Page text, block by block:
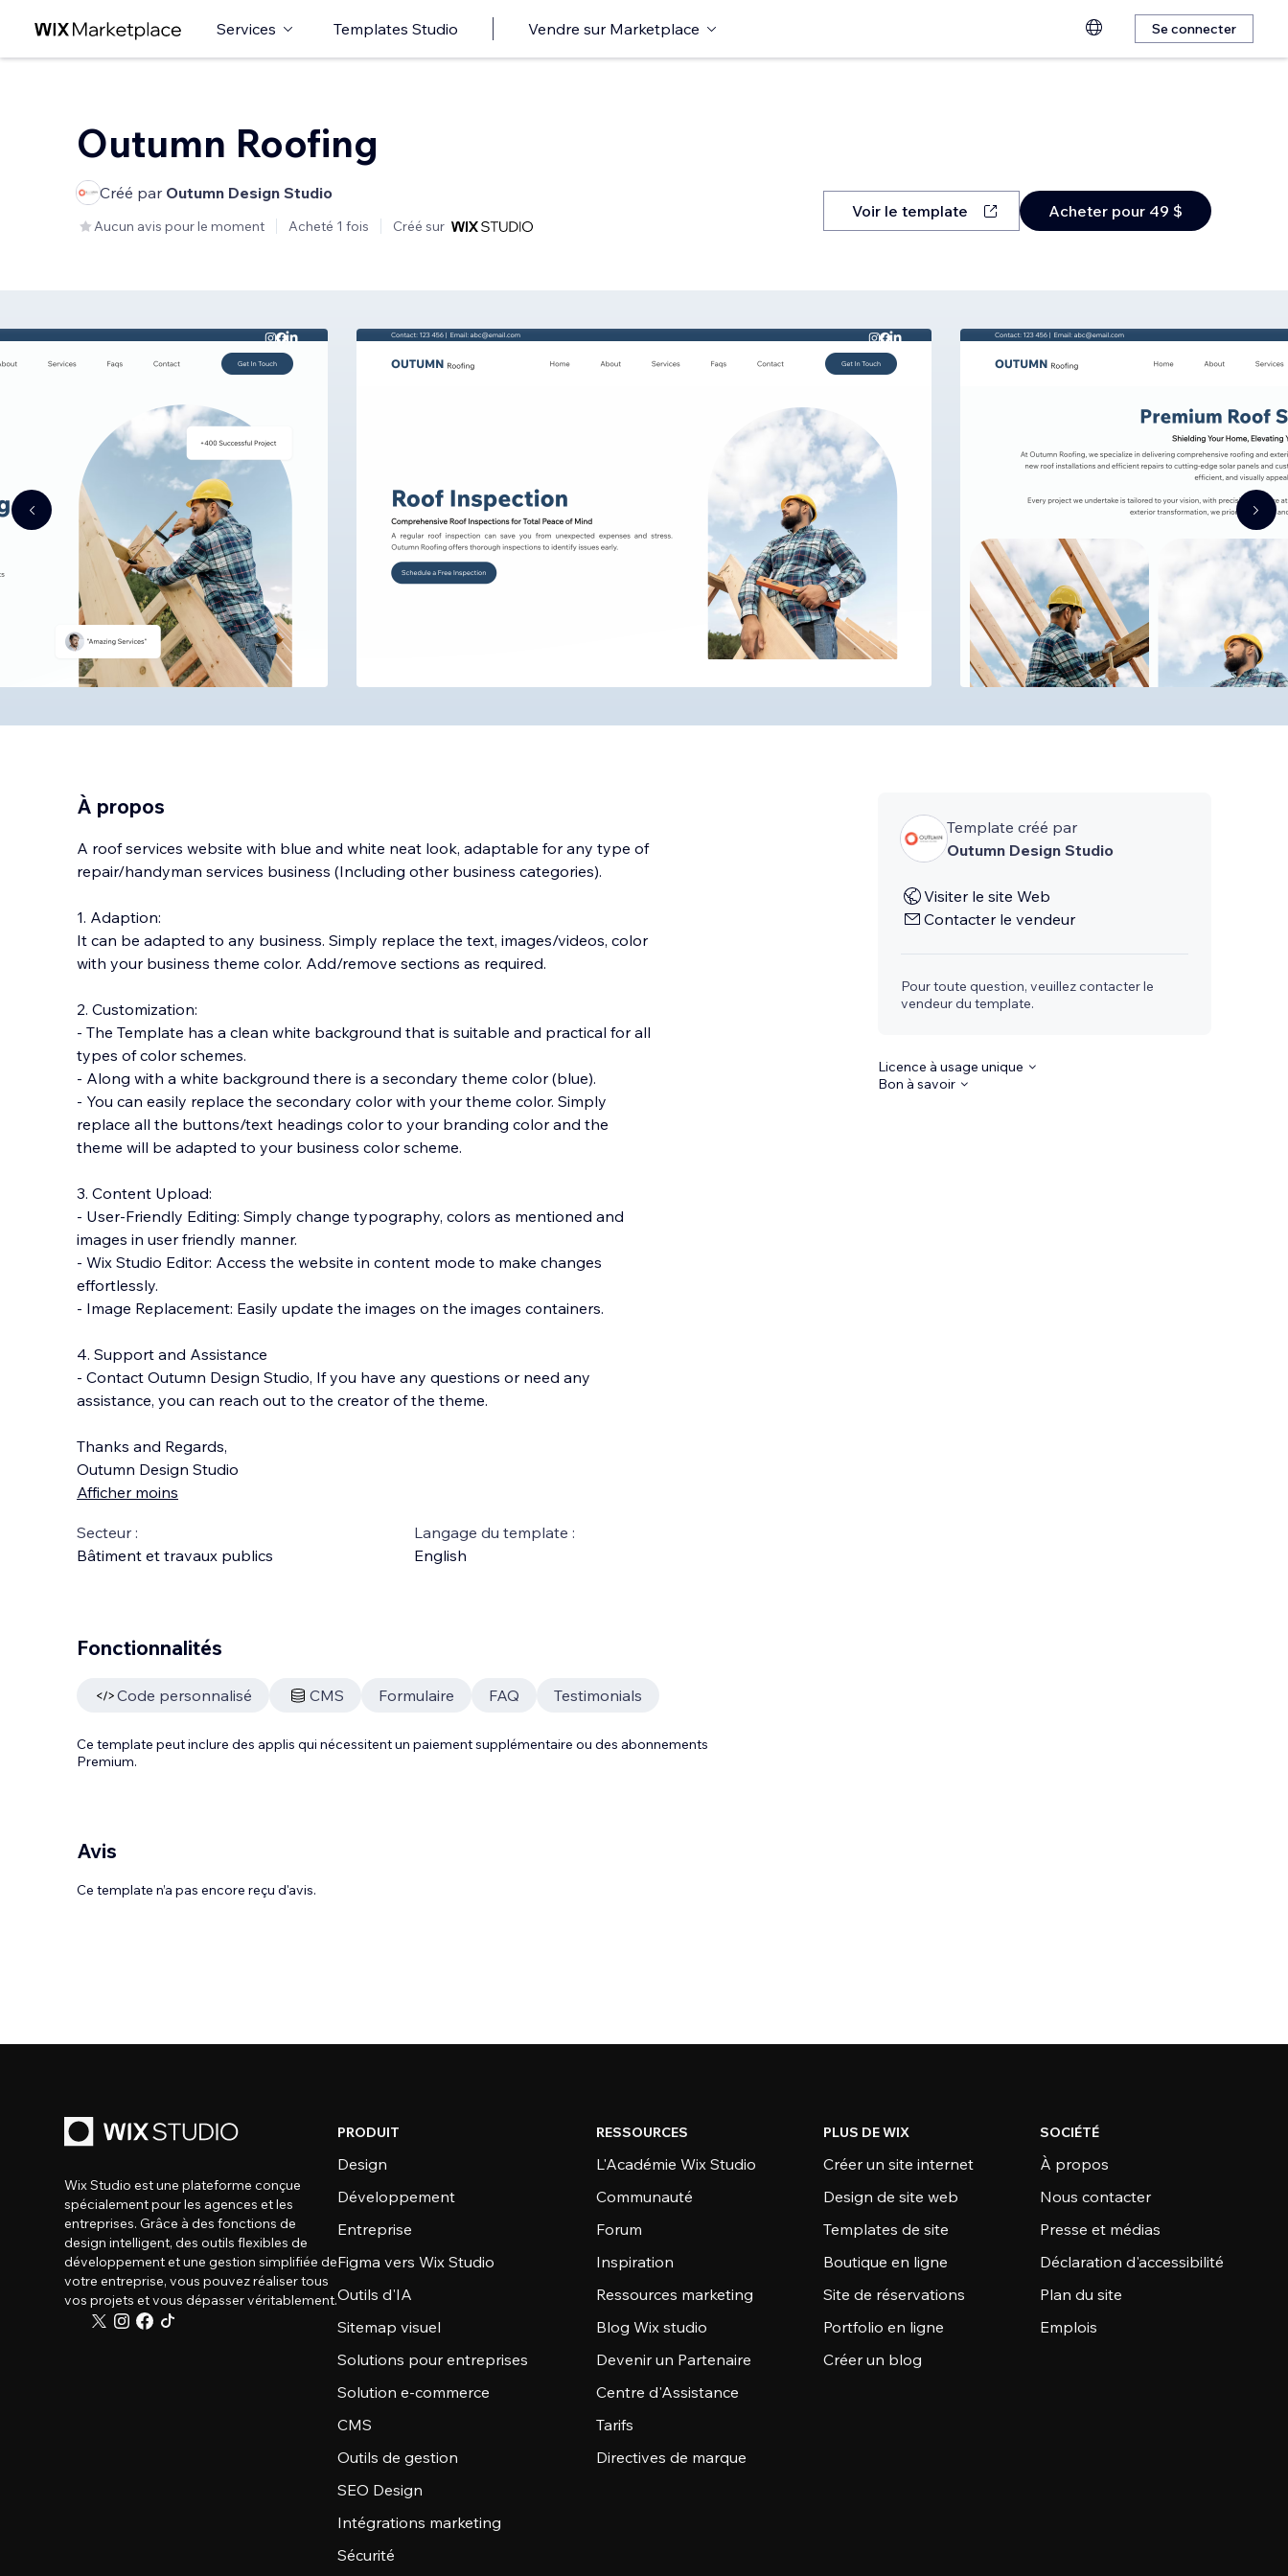
Services Templates Studio Vendre sur Marketplace Se connecter
Outumn Roofing
Créé par Outumn Design Studio
Aucun avis pour le moment Acheté 1 fois Créé sur
Voir le template Acheter pour 49 $
À propos
A roof services website with blue and white neat look, adaptable for any type of
repair/handyman services business (Including other business categories).
1. Adaption:
It can be adapted to any business. Simply replace the text, images/videos, color
with your business theme color. Add/remove sections as required.
2. Customization:
- The Template has a clean white background that is suitable and practical for all
types of color schemes.
- Along with a white background there is a secondary theme color (blue).
- You can easily replace the secondary color with your theme color. Simply
replace all the buttons/text headings color to your branding color and the
theme will be adapted to your business color scheme.
3. Content Upload:
- User-Friendly Editing: Simply change typography, colors as mentioned and
images in user friendly manner.
- Wix Studio Editor: Access the website in content mode to make changes
effortlessly.
- Image Replacement: Easily update the images on the images containers.
4. Support and Assistance
- Contact Outumn Design Studio, If you have any questions or need any
assistance, you can reach out to the creator of the theme.
Thanks and Regards,
Outumn Design Studio
Afficher moins
Secteur :
Bâtiment et travaux publics
Langage du template :
English
Template créé par
Outumn Design Studio
Visiter le site Web
Contacter le vendeur
Pour toute question, veuillez contacter le
vendeur du template.
Licence à usage unique
Bon à savoir
Fonctionnalités
Code personnalisé CMS Formulaire FAQ Testimonials
Ce template peut inclure des applis qui nécessitent un paiement supplémentaire ou des abonnements
Premium.
Avis
Ce template n’a pas encore reçu d'avis.
Wix Studio est une plateforme conçue
spécialement pour les agences et les
entreprises. Grâce à des fonctions de
design intelligent, des outils flexibles de
développement et une gestion simplifiée de
votre entreprise, vous pouvez réaliser tous
vos projets et vous dépasser véritablement.
PRODUIT
Design
Développement
Entreprise
Figma vers Wix Studio
Outils d'IA
Sitemap visuel
Solutions pour entreprises
Solution e-commerce
CMS
Outils de gestion
SEO Design
Intégrations marketing
Sécurité
RESSOURCES
L'Académie Wix Studio
Communauté
Forum
Inspiration
Ressources marketing
Blog Wix studio
Devenir un Partenaire
Centre d'Assistance
Tarifs
Directives de marque
PLUS DE WIX
Créer un site internet
Design de site web
Templates de site
Boutique en ligne
Site de réservations
Portfolio en ligne
Créer un blog
SOCIÉTÉ
À propos
Nous contacter
Presse et médias
Déclaration d'accessibilité
Plan du site
Emplois